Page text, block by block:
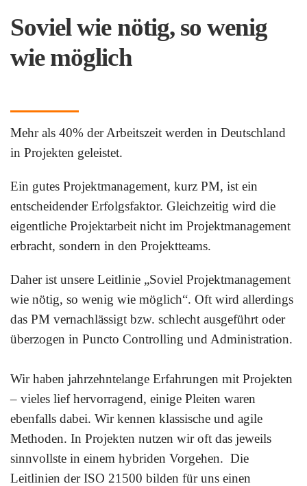
Soviel wie nötig, so wenig
wie möglich
Mehr als 40% der Arbeitszeit werden in Deutschland
in Projekten geleistet.
Ein gutes Projektmanagement, kurz PM, ist ein
entscheidender Erfolgsfaktor. Gleichzeitig wird die
eigentliche Projektarbeit nicht im Projektmanagement
erbracht, sondern in den Projektteams.
Daher ist unsere Leitlinie „Soviel Projektmanagement
wie nötig, so wenig wie möglich“. Oft wird allerdings
das PM vernachlässigt bzw. schlecht ausgeführt oder
überzogen in Puncto Controlling und Administration.
Wir haben jahrzehntelange Erfahrungen mit Projekten
– vieles lief hervorragend, einige Pleiten waren
ebenfalls dabei. Wir kennen klassische und agile
Methoden. In Projekten nutzen wir oft das jeweils
sinnvollste in einem hybriden Vorgehen. Die
Leitlinien derISO 21500 bilden für uns einen